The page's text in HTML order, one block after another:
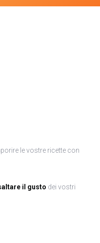
le vostre ricette con
il gusto dei vostri